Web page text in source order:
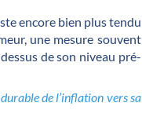
encore bien plus tendu
une mesure souvent
de son niveau pré-
de l’inflation vers sa